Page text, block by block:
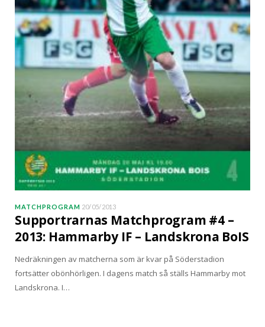
MATCHPROGRAM 20/05/2013
Supportrarnas Matchprogram #4 –
2013: Hammarby IF – Landskrona BoIS
Nedräkningen av matcherna som är kvar på Söderstadion
fortsätter obönhörligen. I dagens match så ställs Hammarby mot
Landskrona. I…